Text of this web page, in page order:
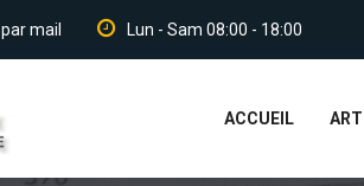
par mail Lun - Sam 08:00 - 18:00
ACCUEIL